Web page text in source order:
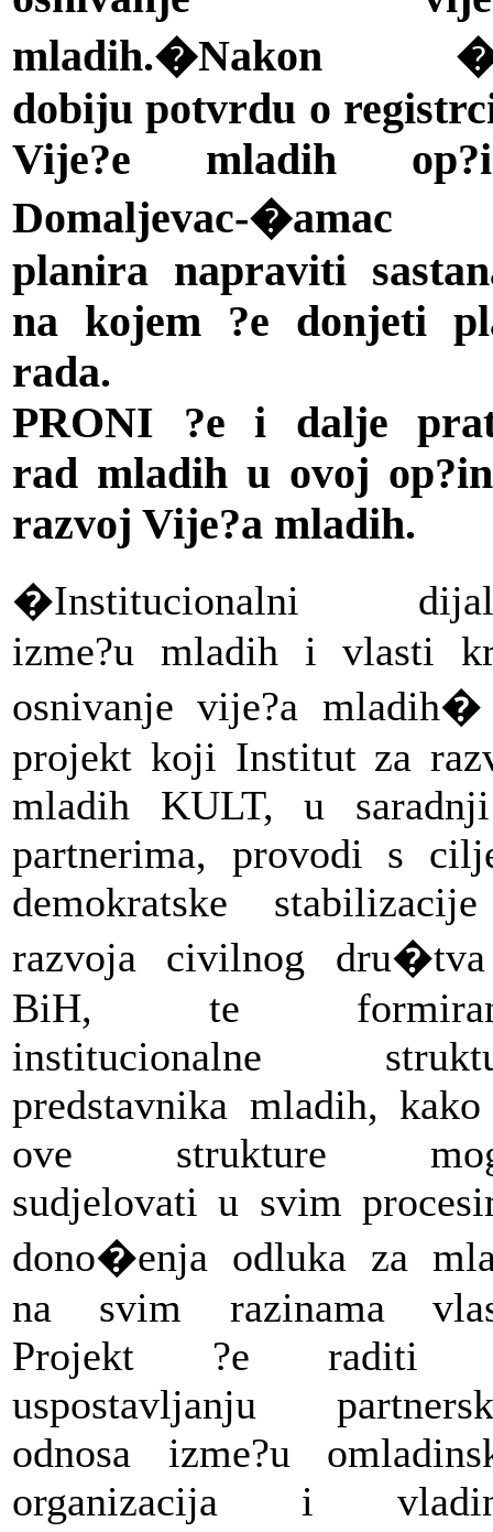
mladih.�Nakon
dobiju potvrdu o
Vije?e mladih
Domaljevac-�amac
planira napraviti
na kojem ?e donjeti
rada.
PRONI ?e i dalje
rad mladih u ovoj
razvoj Vije?a mladih.
�Institucionalni
izme?u mladih i vlasti
osnivanje vije?a
projekt koji Institut za
mladih KULT, u
partnerima, provodi s
demokratske
razvoja civilnog
BiH, te
institucionalne
predstavnika mladih,
ove strukture
sudjelovati u svim
dono�enja odluka za
na svim razinama
Projekt ?e raditi
uspostavljanju
odnosa izme?u
organizacija i